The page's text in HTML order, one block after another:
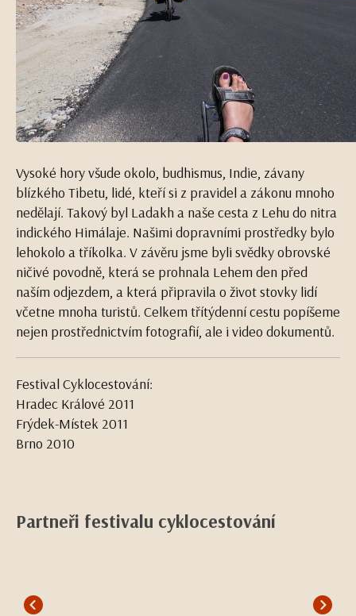
Vysoké hory všude okolo, budhismus, Indie, závany
blízkého Tibetu, lidé, kteří si z pravidel a zákonu mnoho
nedělají. Takový byl Ladakh a naše cesta z Lehu do nitra
indického Himálaje. Našimi dopravními prostředky bylo
lehokolo a tříkolka. V závěru jsme byli svědky obrovské
ničivé povodně, která se prohnala Lehem den před
naším odjezdem, a která připravila o život stovky lidí
včetne mnoha turistů. Celkem třítýdenní cestu popíšeme
nejen prostřednictvím fotografií, ale i video dokumentů.
Festival Cyklocestování:
Hradec Králové 2011
Frýdek-Místek 2011
Brno 2010
Partneři festivalu cyklocestování